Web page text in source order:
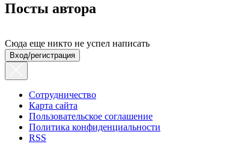
Посты автора
Сюда еще никто не успел написать
Вход/регистрация
Сотрудничество
Карта сайта
Пользовательское соглашение
Политика конфиденциальности
RSS